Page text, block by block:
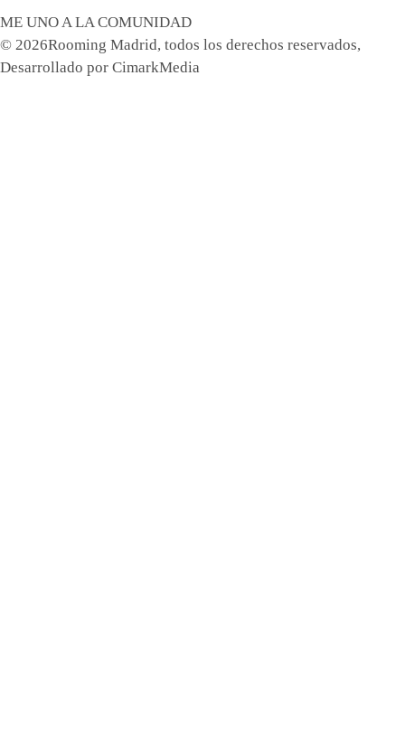
ME UNO A LA COMUNIDAD
© 2026Rooming Madrid, todos los derechos reservados,
Desarrollado por CimarkMedia